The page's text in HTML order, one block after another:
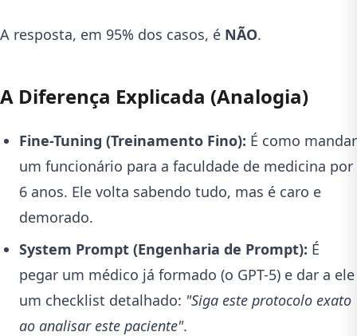
A resposta, em 95% dos casos, é NÃO.
A Diferença Explicada (Analogia)
Fine-Tuning (Treinamento Fino): É como mandar
um funcionário para a faculdade de medicina por
6 anos. Ele volta sabendo tudo, mas é caro e
demorado.
System Prompt (Engenharia de Prompt): É
pegar um médico já formado (o GPT-5) e dar a ele
um checklist detalhado: "Siga este protocolo exato
ao analisar este paciente".